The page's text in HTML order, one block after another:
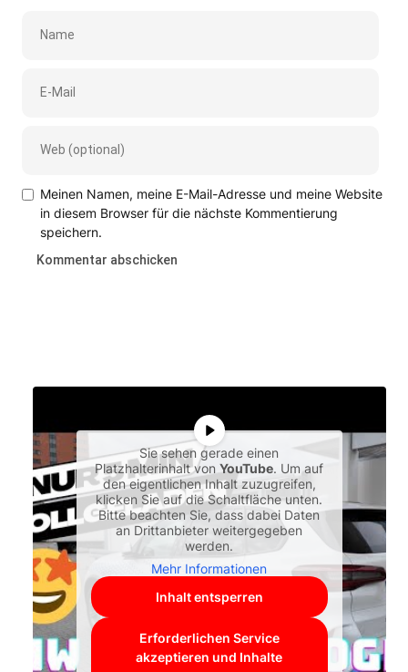
Meinen Namen, meine E-Mail-Adresse und meine Website
in diesem Browser für die nächste Kommentierung
speichern.
Sie sehen gerade einen
Platzhalterinhalt vonYouTube. Um auf
den eigentlichen Inhalt zuzugreifen,
klicken Sie auf die Schaltfläche unten.
Bitte beachten Sie, dass dabei Daten
an Drittanbieter weitergegeben
werden.
Mehr Informationen
Inhalt entsperren
Erforderlichen Service
akzeptieren und Inhalte